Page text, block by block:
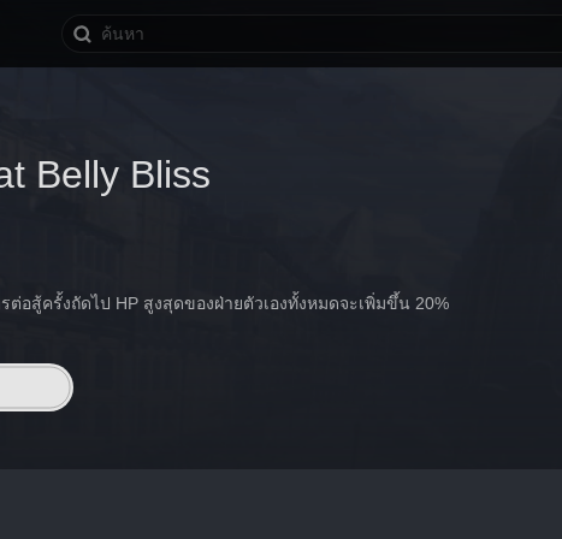
Belly Bliss
ต่อสู้ครั้งถัดไป HP สูงสุดของฝ่ายตัวเองทั้งหมดจะเพิ่มขึ้น 20%